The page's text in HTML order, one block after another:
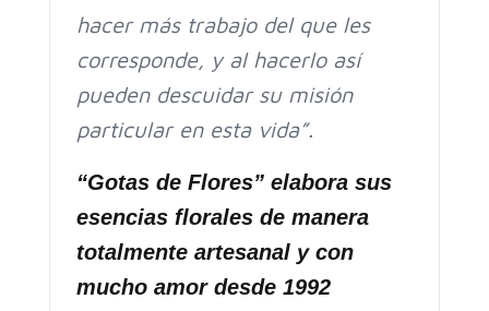
hacer más trabajo del que les
corresponde, y al hacerlo así
pueden descuidar su misión
particular en esta vida”.
“Gotas de Flores” elabora sus
esencias florales de manera
totalmente artesanal y con
mucho amor desde 1992